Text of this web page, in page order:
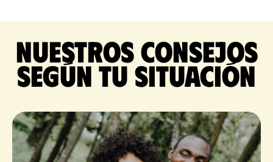
Nuestros consejos
según tu situación